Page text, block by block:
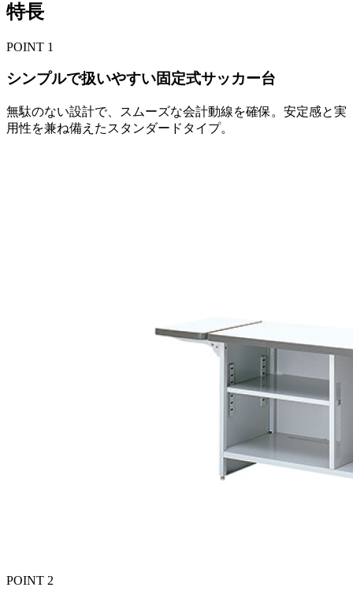
特長
POINT 1
シンプルで扱いやすい固定式サッカー台
無駄のない設計で、スムーズな会計動線を確保。安定感と実
用性を兼ね備えたスタンダードタイプ。
POINT 2